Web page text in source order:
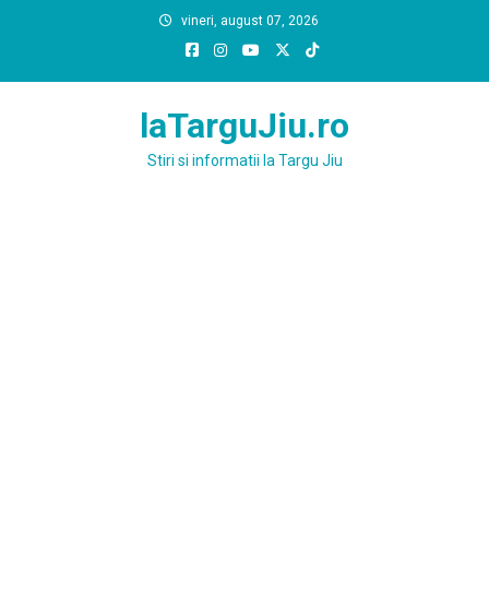
vineri, august 07, 2026
laTarguJiu.ro
Stiri si informatii la Targu Jiu